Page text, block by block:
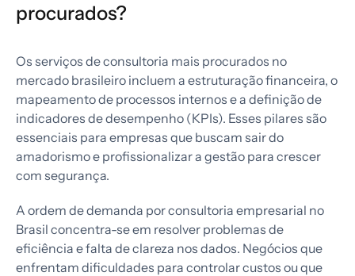
procurados?
Os serviços de consultoria mais procurados no
mercado brasileiro incluem a estruturação financeira, o
mapeamento de processos internos e a definição de
indicadores de desempenho (KPIs). Esses pilares são
essenciais para empresas que buscam sair do
amadorismo e profissionalizar a gestão para crescer
com segurança.
A ordem de demanda por consultoria empresarial no
Brasil concentra-se em resolver problemas de
eficiência e falta de clareza nos dados. Negócios que
enfrentam dificuldades para controlar custos ou que